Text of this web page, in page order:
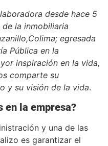
desde hace 5
la inmobiliaria
egresada
Pública en la
inspiración en la vida,
comparte su
y su visión de la vida.
en la empresa?
y una de las
es garantizar el